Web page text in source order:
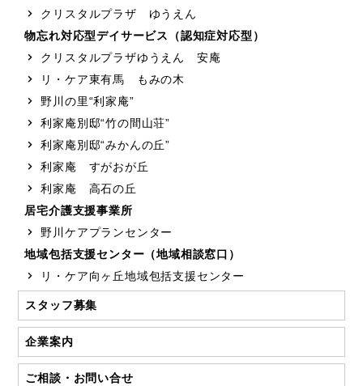
クリスタルプラザ ゆうえん
物忘れ対応型デイサービス（認知症対応型）
クリスタルプラザゆうえん 安庵
リ・ケア東有馬 もみの木
野川の里“利家庵”
利家庵別邸“竹の間山荘”
利家庵別邸“みかんの丘”
利家庵 すがおが丘
利家庵 高石の丘
居宅介護支援事業所
野川ケアプランセンター
地域包括支援センター（地域相談窓口）
リ・ケア向ヶ丘地域包括支援センター
スタッフ募集
企業案内
ご相談・お問い合せ